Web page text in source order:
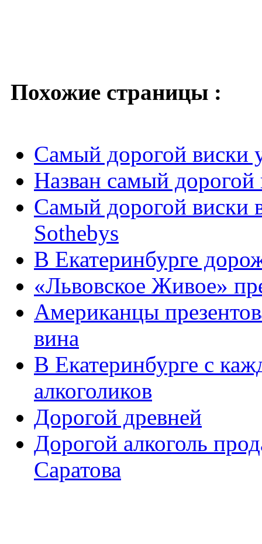
Похожие страницы :
Самый дорогой виски
Назван самый
Самый дорогой виски
Sothebys
В Екатеринбурге
«Львовское Живое»
Американцы
вина
В Екатеринбурге с
алкоголиков
Дорогой древней
Дорогой алкоголь
Саратова